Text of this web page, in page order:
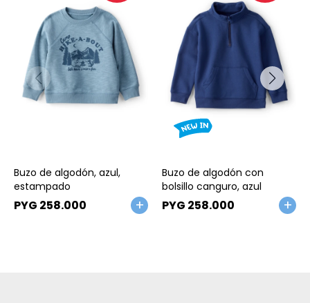
Buzo de algodón, azul,
estampado
PYG 258.000
Buzo de algodón con
bolsillo canguro, azul
PYG 258.000